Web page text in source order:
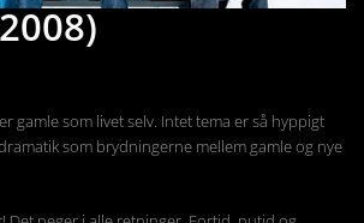
gamle som livet selv. Intet tema er så hyppigt
som brydningerne mellem gamle og nye